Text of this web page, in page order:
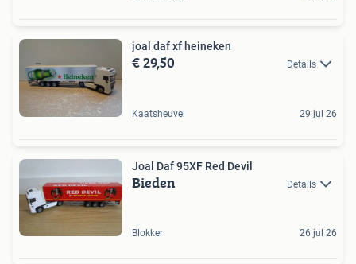
joal daf xf heineken
€ 29,50 Details
Kaatsheuvel 29 jul 26
Joal Daf 95XF Red Devil
Bieden Details
Blokker 26 jul 26